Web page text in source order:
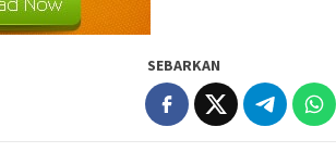
SEBARKAN